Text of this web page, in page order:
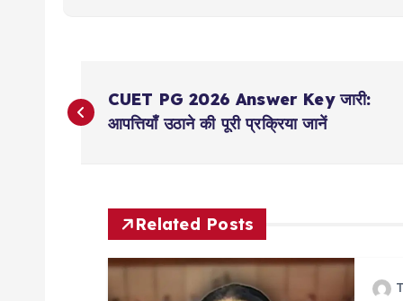
P
o
CUET PG 2026 Answer Key जारी:
आपत्तियाँ उठाने की पूरी प्रक्रिया जानें
Related Posts